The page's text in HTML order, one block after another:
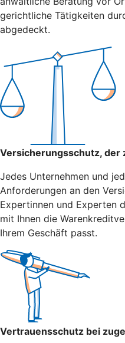
gerichtliche Tätigkeiten
abgedeckt.
Versicherungsschutz, der
Jedes Unternehmen und
Anforderungen an den
Expertinnen und Experten
mit Ihnen die
Ihrem Geschäft passt.
Vertrauensschutz bei